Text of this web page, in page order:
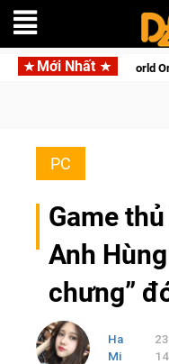
Mới Nhất
gọi Palworld Online
PC
Game
Anh
chưng”
Ha
Mi